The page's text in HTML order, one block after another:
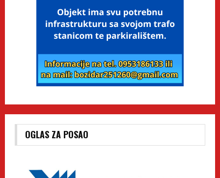
OGLAS ZA POSAO